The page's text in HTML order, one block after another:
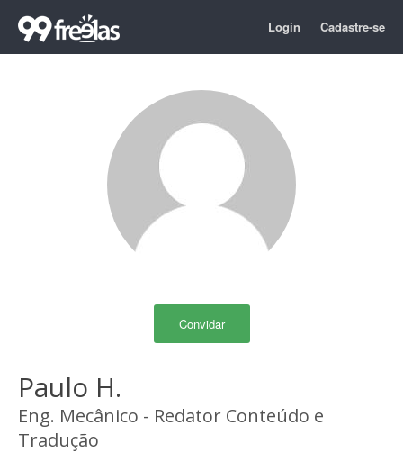
Login Cadastre-se
Convidar
Paulo H.
Eng. Mecânico - Redator Conteúdo e
Tradução